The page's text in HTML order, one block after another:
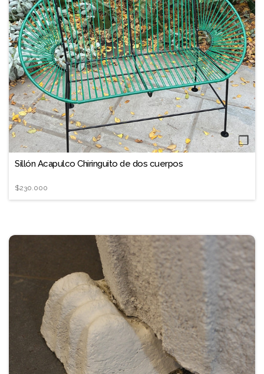
❐
Sillón Acapulco Chiringuito de dos cuerpos
$230.000